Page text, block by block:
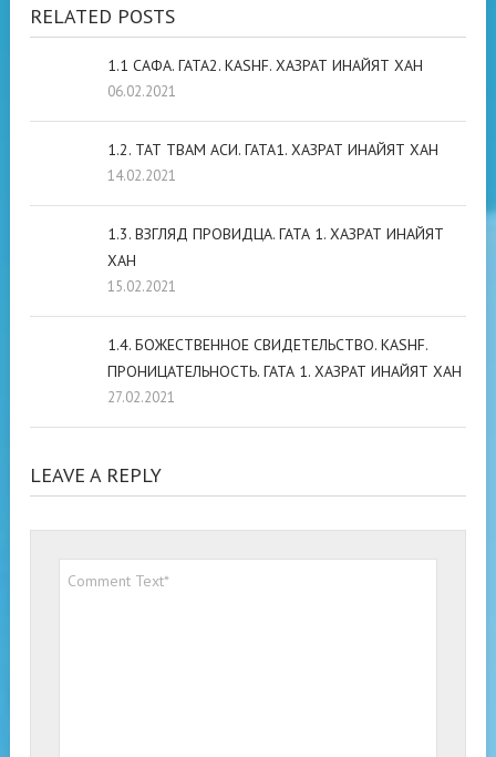
RELATED POSTS
1.1 САФА. ГАТА2. KASHF. ХАЗРАТ ИНАЙЯТ ХАН
06.02.2021
1.2. ТАТ ТВАМ АСИ. ГАТА1. ХАЗРАТ ИНАЙЯТ ХАН
14.02.2021
1.3. ВЗГЛЯД ПРОВИДЦА. ГАТА 1. ХАЗРАТ ИНАЙЯТ
ХАН
15.02.2021
1.4. БОЖЕСТВЕННОЕ СВИДЕТЕЛЬСТВО. KASHF.
ПРОНИЦАТЕЛЬНОСТЬ. ГАТА 1. ХАЗРАТ ИНАЙЯТ ХАН
27.02.2021
LEAVE A REPLY